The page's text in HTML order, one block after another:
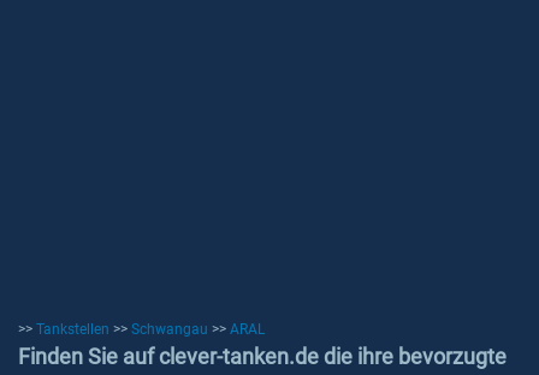
>> Tankstellen >> Schwangau >> ARAL
Finden Sie auf clever-tanken.de die ihre bevorzugte